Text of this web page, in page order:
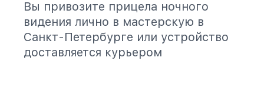
Вы привозите прицела ночного
видения лично в мастерскую в
Санкт-Петербурге или устройство
доставляется курьером